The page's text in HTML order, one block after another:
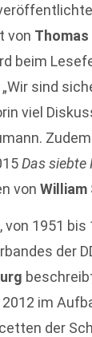
von
beim
sind
viel
Das siebte
von William
von 1951
der
2012 im
der